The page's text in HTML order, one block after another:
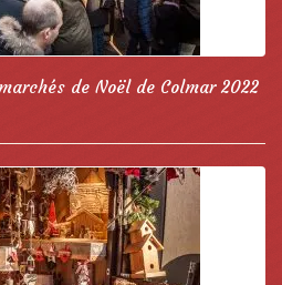
de Noël de Colmar 2022